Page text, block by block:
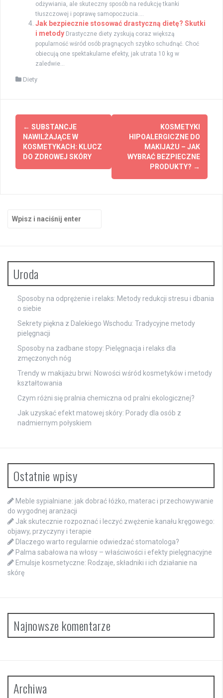
odżywiania, ale skuteczny sposób na redukcję tkanki
tłuszczowej i poprawę samopoczucia....
Jak bezpiecznie stosować drastyczną dietę? Skutki
i metody Drastyczne diety zyskują coraz większą
popularność wśród osób pragnących szybko schudnąć. Choć
obiecują one spektakularne efekty, jak utrata 10 kg w
zaledwie...
Diety
Zobacz
wpisy
← SUBSTANCJE
NAWILŻAJĄCE W
KOSMETYKACH: KLUCZ
DO ZDROWEJ SKÓRY
KOSMETYKI
HIPOALERGICZNE DO
MAKIJAŻU – JAK
WYBRAĆ BEZPIECZNE
PRODUKTY? →
Uroda
Sposoby na odprężenie i relaks: Metody redukcji stresu i dbania
o siebie
Sekrety piękna z Dalekiego Wschodu: Tradycyjne metody
pielęgnacji
Sposoby na zadbane stopy: Pielęgnacja i relaks dla
zmęczonych nóg
Trendy w makijażu brwi: Nowości wśród kosmetyków i metody
kształtowania
Czym różni się pralnia chemiczna od pralni ekologicznej?
Jak uzyskać efekt matowej skóry: Porady dla osób z
nadmiernym połyskiem
Ostatnie wpisy
Meble sypialniane: jak dobrać łóżko, materac i przechowywanie
do wygodnej aranżacji
Jak skutecznie rozpoznać i leczyć zwężenie kanału kręgowego:
objawy, przyczyny i terapie
Dlaczego warto regularnie odwiedzać stomatologa?
Palma sabałowa na włosy – właściwości i efekty pielęgnacyjne
Emulsje kosmetyczne: Rodzaje, składniki i ich działanie na
skórę
Najnowsze komentarze
Archiwa